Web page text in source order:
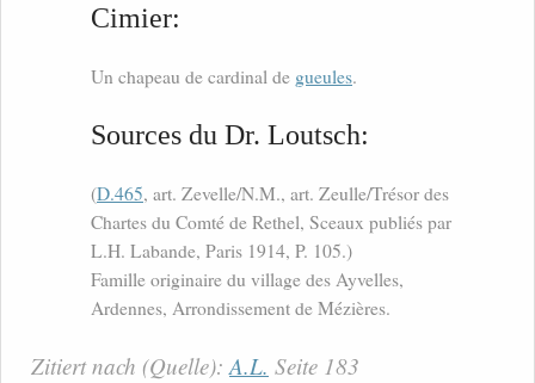
Cimier:
Un chapeau de cardinal de gueules.
Sources du Dr. Loutsch:
(D.465, art. Zevelle/N.M., art. Zeulle/Trésor des
Chartes du Comté de Rethel, Sceaux publiés par
L.H. Labande, Paris 1914, P. 105.)
Famille originaire du village des Ayvelles,
Ardennes, Arrondissement de Mézières.
Zitiert nach (Quelle):A.L. Seite 183